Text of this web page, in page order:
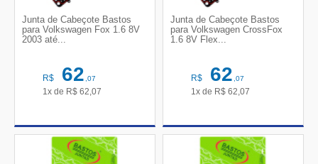
Junta de Cabeçote Bastos
para Volkswagen Fox 1.6 8V
2003 até...
R$ 62,07
1x de R$ 62,07
Junta de Cabeçote Bastos
para Volkswagen CrossFox
1.6 8V Flex...
R$ 62,07
1x de R$ 62,07